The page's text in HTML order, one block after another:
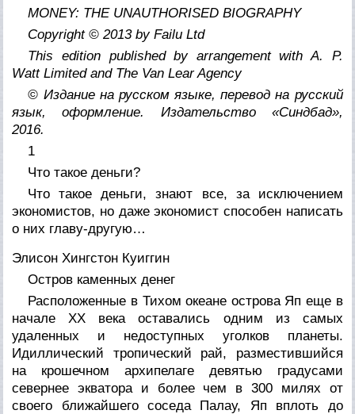
MONEY: THE UNAUTHORISED BIOGRAPHY
Copyright © 2013 by Failu Ltd
This edition published by arrangement with A. P.
Watt Limited and The Van Lear Agency
© Издание на русском языке, перевод на русский
язык, оформление. Издательство «Синдбад»,
2016.
1
Что такое деньги?
Что такое деньги, знают все, за исключением
экономистов, но даже экономист способен написать
о них главу-другую…
Элисон Хингстон Куиггин
Остров каменных денег
Расположенные в Тихом океане острова Яп еще в
начале ХХ века оставались одним из самых
удаленных и недоступных уголков планеты.
Идиллический тропический рай, разместившийся
на крошечном архипелаге девятью градусами
севернее экватора и более чем в 300 милях от
своего ближайшего соседа Палау, Яп вплоть до